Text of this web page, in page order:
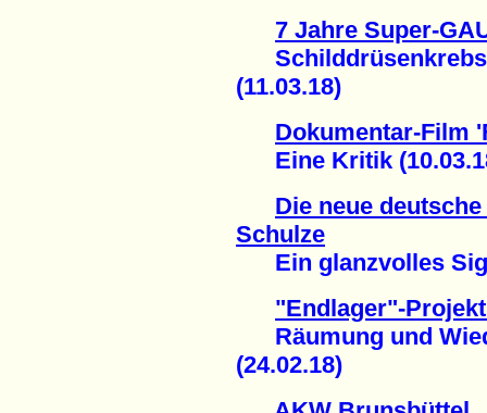
7 Jahre Super-
(11.03.18)
Dokumentar-Film
Eine Kritik
Die neue
Schulze
Ein glanzvolles
"Endlager"-
Räumung und
(24.02.18)